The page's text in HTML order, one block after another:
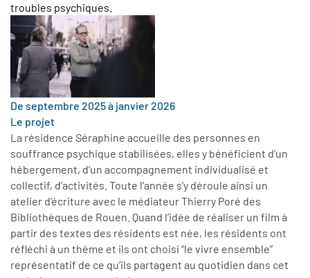
troubles psychiques.
De septembre 2025 à janvier 2026
Le projet
La résidence Séraphine accueille des personnes en
souffrance psychique stabilisées, elles y bénéficient d’un
hébergement, d’un accompagnement individualisé et
collectif, d’activités. Toute l’année s’y déroule ainsi un
atelier d’écriture avec le médiateur Thierry Poré des
Bibliothèques de Rouen. Quand l’idée de réaliser un film à
partir des textes des résidents est née, les résidents ont
réfléchi à un thème et ils ont choisi “le vivre ensemble”
représentatif de ce qu’ils partagent au quotidien dans cet